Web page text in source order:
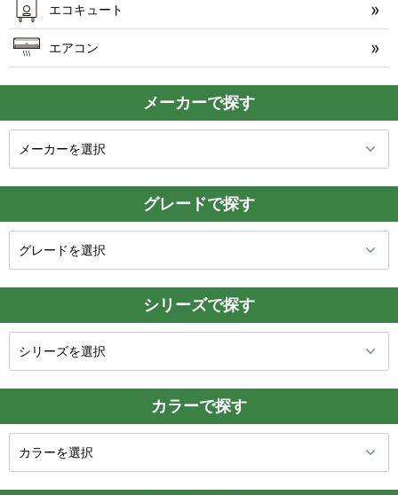
エコキュート
エアコン
メーカーで探す
グレードで探す
シリーズで探す
カラーで探す